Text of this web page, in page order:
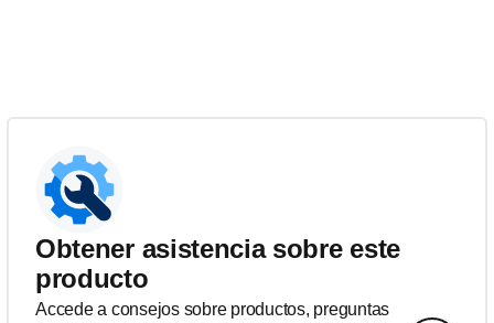
Obtener asistencia sobre este
producto
Accede a consejos sobre productos, preguntas